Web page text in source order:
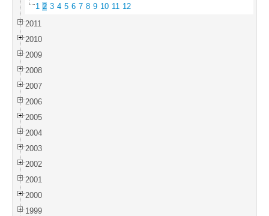
1 2 3 4 5 6 7 8 9 10 11 12
2011
2010
2009
2008
2007
2006
2005
2004
2003
2002
2001
2000
1999